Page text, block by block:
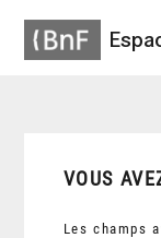
VOUS
Les champs